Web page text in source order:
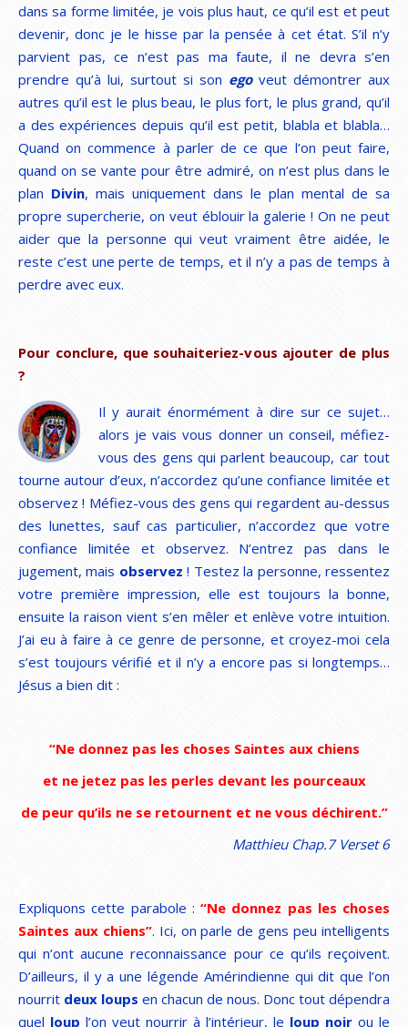
dans sa forme limitée, je vois plus haut, ce qu’il est et peut
devenir, donc je le hisse par la pensée à cet état. S’il n’y
parvient pas, ce n’est pas ma faute, il ne devra s’en
prendre qu’à lui, surtout si son egoveut démontrer aux
autres qu’il est le plus beau, le plus fort, le plus grand, qu’il
a des expériences depuis qu’il est petit, blabla et blabla…
Quand on commence à parler de ce que l’on peut faire,
quand on se vante pour être admiré, on n’est plus dans le
plan Divin, mais uniquement dans le plan mental de sa
propre supercherie, on veut éblouir la galerie ! On ne peut
aider que la personne qui veut vraiment être aidée, le
reste c’est une perte de temps, et il n’y a pas de temps à
perdre avec eux.
Pour conclure, que souhaiteriez-vous ajouter de plus
?
Il y aurait énormément à dire sur ce sujet…
alors je vais vous donner un conseil, méfiez-
vous des gens qui parlent beaucoup, car tout
tourne autour d’eux, n’accordez qu’une confiance limitée et
observez ! Méfiez-vous des gens qui regardent au-dessus
des lunettes, sauf cas particulier, n’accordez que votre
confiance limitée et observez. N’entrez pas dans le
jugement, mais observez! Testez la personne, ressentez
votre première impression, elle est toujours la bonne,
ensuite la raison vient s’en mêler et enlève votre intuition.
J’ai eu à faire à ce genre de personne, et croyez-moi cela
s’est toujours vérifié et il n’y a encore pas si longtemps…
Jésus a bien dit :
“Ne donnez pas les choses Saintes aux chiens
et ne jetez pas les perles devant les pourceaux
de peur qu’ils ne se retournent et ne vous déchirent.”
Matthieu Chap.7 Verset 6
Expliquons cette parabole : “Ne donnez pas les choses
Saintes aux chiens”. Ici, on parle de gens peu intelligents
qui n’ont aucune reconnaissance pour ce qu’ils reçoivent.
D’ailleurs, il y a une légende Amérindienne qui dit que l’on
nourrit deux loups en chacun de nous. Donc tout dépendra
quel loup l’on veut nourrir à l’intérieur, le loup noir ou le